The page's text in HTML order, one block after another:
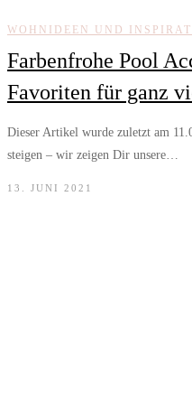
WOHNIDEEN UND
Farbenfrohe Pool
Favoriten für ganz
Dieser Artikel wurde zuletzt am
steigen – wir zeigen Dir unsere…
13. JUNI 2021